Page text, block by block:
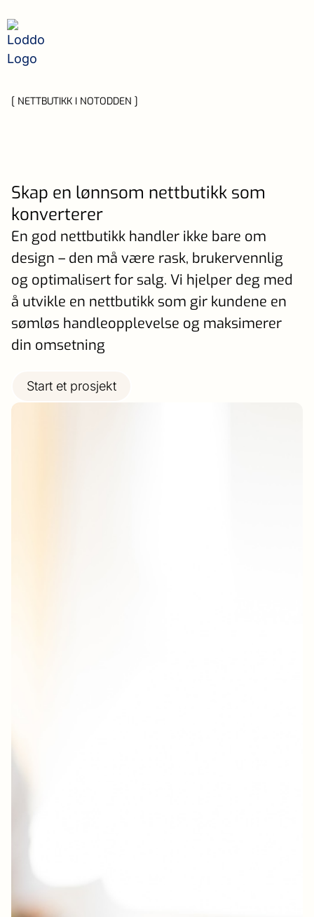
[ NETTBUTIKK I NOTODDEN ]
Skap en lønnsom nettbutikk som
konverterer
En god nettbutikk handler ikke bare om
design – den må være rask, brukervennlig
og optimalisert for salg. Vi hjelper deg med
å utvikle en nettbutikk som gir kundene en
sømløs handleopplevelse og maksimerer
din omsetning
Start et prosjekt